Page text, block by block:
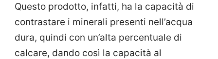
Questo prodotto, infatti, ha la capacità di
contrastare i minerali presenti nell’acqua
dura, quindi con un’alta percentuale di
calcare, dando così la capacità al